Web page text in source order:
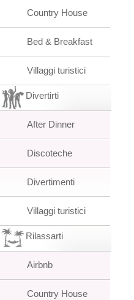
Country House
Bed & Breakfast
Villaggi turistici
Divertirti
After Dinner
Discoteche
Divertimenti
Villaggi turistici
Rilassarti
Airbnb
Country House